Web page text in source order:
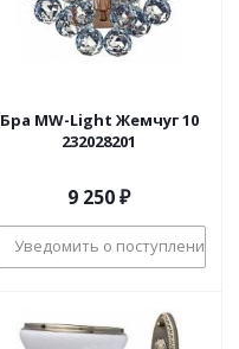
Бра MW-Light Жемчуг 10
232028201
9 250₽
Уведомить о поступлении